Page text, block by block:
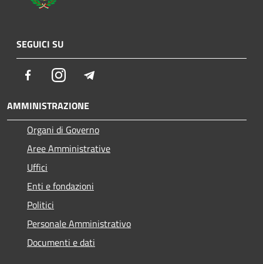
SEGUICI SU
FacebookInstagram
AMMINISTRAZIONE
Organi di Governo
Aree Amministrative
Uffici
Enti e fondazioni
Politici
Personale Amministrativo
Documenti e dati